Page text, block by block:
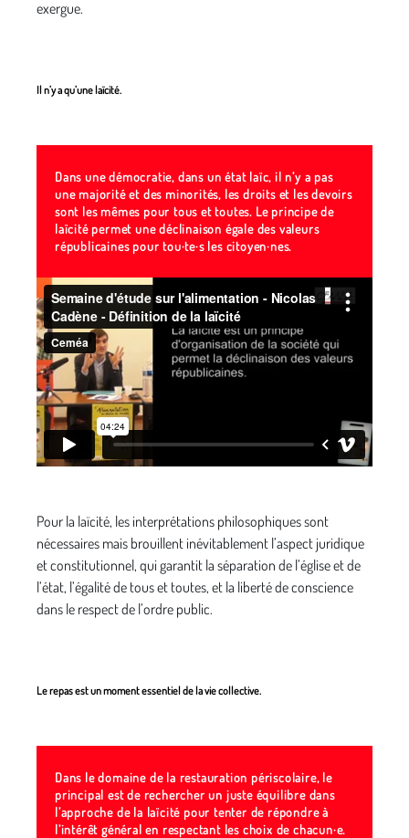
exergue.
Il n’y a qu’une laïcité.
Dans une démocratie, dans un état laïc, il n’y a pas
une majorité et des minorités, les droits et les devoirs
sont les mêmes pour tous et toutes. Le principe de
laïcité permet une déclinaison égale des valeurs
républicaines pour tou·te·s les citoyen·nes.
Pour la laïcité, les interprétations philosophiques sont
nécessaires mais brouillent inévitablement l’aspect juridique
et constitutionnel, qui garantit la séparation de l’église et de
l’état, l’égalité de tous et toutes, et la liberté de conscience
dans le respect de l’ordre public.
Le repas est un moment essentiel de la vie collective.
Dans le domaine de la restauration périscolaire, le
principal est de rechercher un juste équilibre dans
l’approche de la laïcité pour tenter de répondre à
l’intérêt général en respectant les choix de chacun·e.